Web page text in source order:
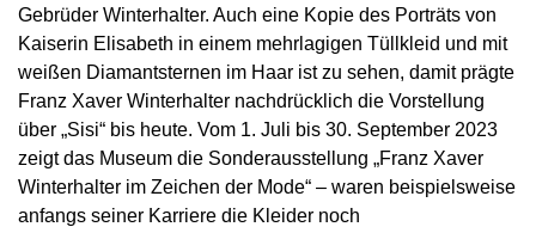
Gebrüder Winterhalter. Auch eine Kopie des Porträts von
Kaiserin Elisabeth in einem mehrlagigen Tüllkleid und mit
weißen Diamantsternen im Haar ist zu sehen, damit prägte
Franz Xaver Winterhalter nachdrücklich die Vorstellung
über „Sisi“ bis heute. Vom 1. Juli bis 30. September 2023
zeigt das Museum die Sonderausstellung „Franz Xaver
Winterhalter im Zeichen der Mode“ – waren beispielsweise
anfangs seiner Karriere die Kleider noch